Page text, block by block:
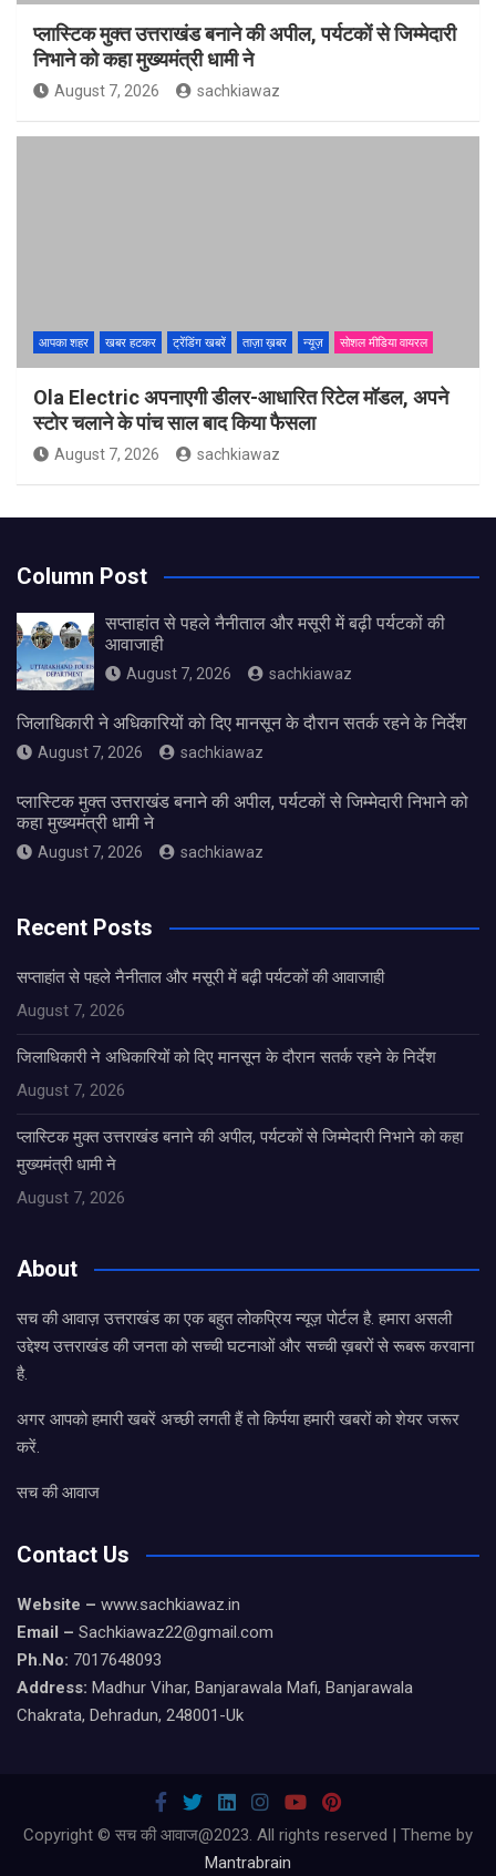
प्लास्टिक मुक्त उत्तराखंड बनाने की अपील, पर्यटकों से जिम्मेदारी
निभाने को कहा मुख्यमंत्री धामी ने
August 7, 2026 sachkiawaz
आपका शहर खबर हटकर ट्रेंडिंग खबरें ताज़ा ख़बर न्यूज़ सोशल मीडिया वायरल
Ola Electric अपनाएगी डीलर-आधारित रिटेल मॉडल, अपने
स्टोर चलाने के पांच साल बाद किया फैसला
August 7, 2026 sachkiawaz
Column Post
सप्ताहांत से पहले नैनीताल और मसूरी में बढ़ी पर्यटकों की
आवाजाही
August 7, 2026 sachkiawaz
जिलाधिकारी ने अधिकारियों को दिए मानसून के दौरान सतर्क रहने के निर्देश
August 7, 2026 sachkiawaz
प्लास्टिक मुक्त उत्तराखंड बनाने की अपील, पर्यटकों से जिम्मेदारी निभाने को
कहा मुख्यमंत्री धामी ने
August 7, 2026 sachkiawaz
Recent Posts
सप्ताहांत से पहले नैनीताल और मसूरी में बढ़ी पर्यटकों की आवाजाही
August 7, 2026
जिलाधिकारी ने अधिकारियों को दिए मानसून के दौरान सतर्क रहने के निर्देश
August 7, 2026
प्लास्टिक मुक्त उत्तराखंड बनाने की अपील, पर्यटकों से जिम्मेदारी निभाने को कहा
मुख्यमंत्री धामी ने
August 7, 2026
About
सच की आवाज़ उत्तराखंड का एक बहुत लोकप्रिय न्यूज़ पोर्टल है. हमारा असली
उद्देश्य उत्तराखंड की जनता को सच्ची घटनाओं और सच्ची ख़बरों से रूबरू करवाना
है.
अगर आपको हमारी खबरें अच्छी लगती हैं तो किर्पया हमारी खबरों को शेयर जरूर
करें.
सच की आवाज
Contact Us
Website – www.sachkiawaz.in
Email – Sachkiawaz22@gmail.com
Ph.No: 7017648093
Address: Madhur Vihar, Banjarawala Mafi, Banjarawala
Chakrata, Dehradun, 248001-Uk
Copyright © सच की आवाज@2023. All rights reserved | Theme by
Mantrabrain